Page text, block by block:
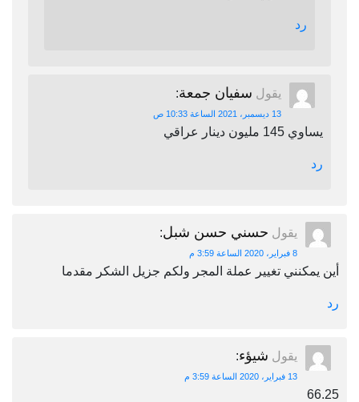
رد
يقول سفيان جمعة:
13 ديسمبر، 2021 الساعة 10:33 ص
يساوي 145 مليون دينار عراقي
رد
يقول حسني حسن شبل:
8 فبراير، 2020 الساعة 3:59 م
أين يمكنني تغيير عملة المجر ولكم جزيل الشكر مقدما
رد
يقول شيؤء:
13 فبراير، 2020 الساعة 3:59 م
66.25